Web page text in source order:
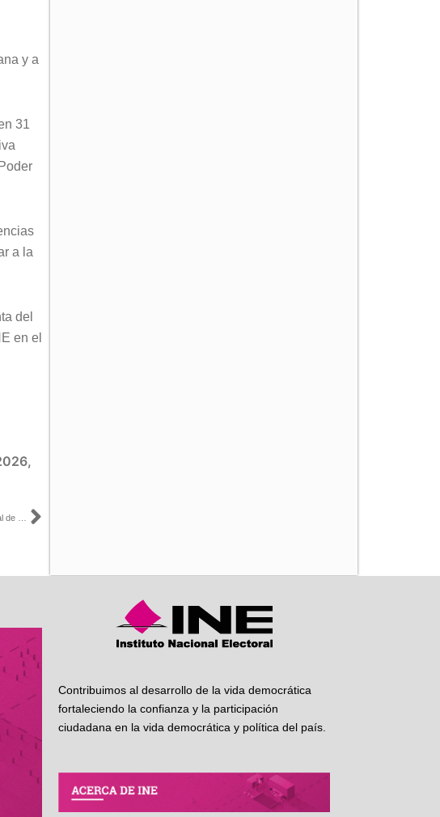
y a
31
a la
del
en el
,
INE aprobó la convocatoria para Consejerías del Instituto Electoral de Michoacán Siguiente
Contribuimos al desarrollo de la vida democrática
fortaleciendo la confianza y la participación
ciudadana en la vida democrática y política del país.